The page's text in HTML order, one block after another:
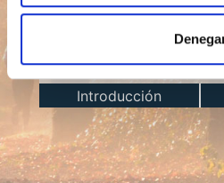
Introducción